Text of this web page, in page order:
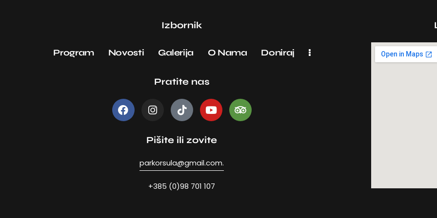
Izbornik
Program Novosti Galerija O Nama Doniraj
Pratite nas
Pišite ili zovite
parkorsula@gmail.com.
+385 (0)98 701 107